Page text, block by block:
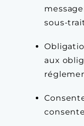
sous-
aux